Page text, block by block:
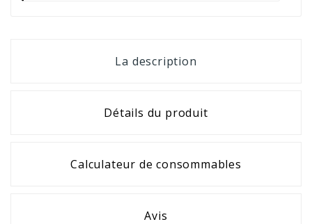
La description
Détails du produit
Calculateur de consommables
Avis